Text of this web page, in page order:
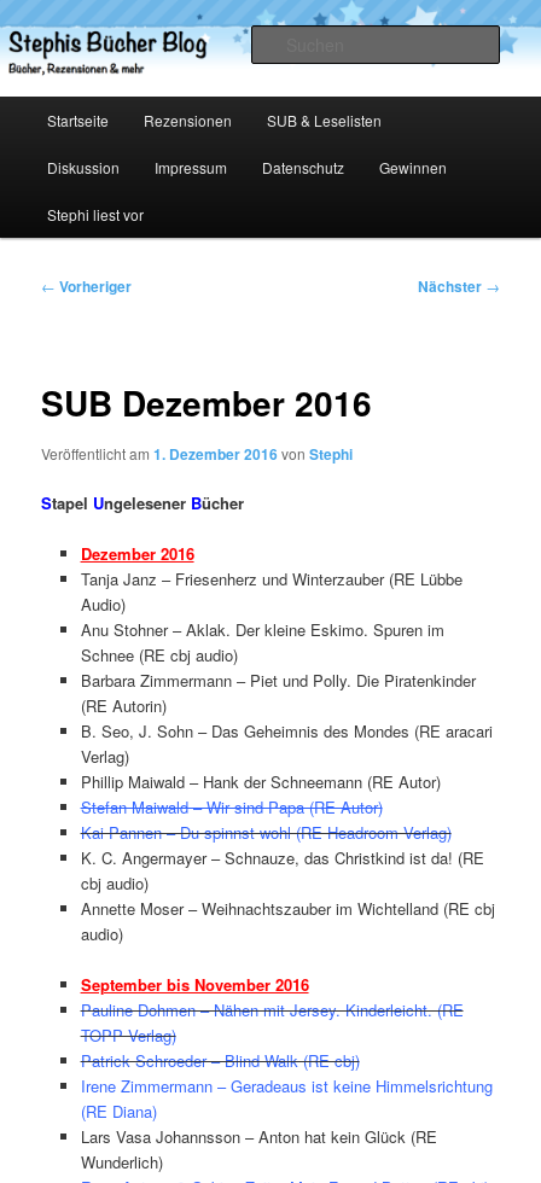
primären
Inhalt
Stephis Bücher Blog
Startseite Rezensionen SUB & Leselisten
Diskussion Impressum Datenschutz Gewinnen
Stephi liest vor
Beitragsnavigation
← Vorheriger Nächster →
SUB Dezember 2016
Veröffentlicht am1. Dezember 2016vonStephi
Stapel Ungelesener Bücher
Dezember 2016
Tanja Janz – Friesenherz und Winterzauber (RE Lübbe
Audio)
Anu Stohner – Aklak. Der kleine Eskimo. Spuren im
Schnee (RE cbj audio)
Barbara Zimmermann – Piet und Polly. Die Piratenkinder
(RE Autorin)
B. Seo, J. Sohn – Das Geheimnis des Mondes (RE aracari
Verlag)
Phillip Maiwald – Hank der Schneemann (RE Autor)
Stefan Maiwald – Wir sind Papa (RE Autor)
Kai Pannen – Du spinnst wohl (RE Headroom Verlag)
K. C. Angermayer – Schnauze, das Christkind ist da! (RE
cbj audio)
Annette Moser – Weihnachtszauber im Wichtelland (RE cbj
audio)
September bis November 2016
Pauline Dohmen – Nähen mit Jersey. Kinderleicht. (RE
TOPP Verlag)
Patrick Schroeder – Blind Walk (RE cbj)
Irene Zimmermann – Geradeaus ist keine Himmelsrichtung
(RE Diana)
Lars Vasa Johannsson – Anton hat kein Glück (RE
Wunderlich)